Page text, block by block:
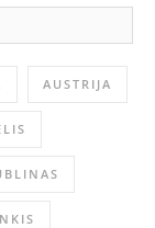
AUSTRIJA